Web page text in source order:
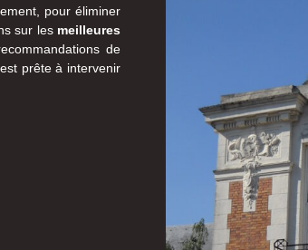
pour éliminer
sur les meilleures
de
prête à intervenir